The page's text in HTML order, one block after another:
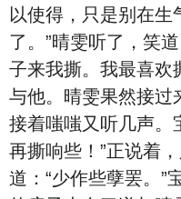
以使得，只是别在
了。”晴雯听了，笑
子来我撕。我最喜欢
与他。晴雯果然接过
接着嗤嗤又听几声。
再撕响些！”正说着
道：“少作些孽罢。”